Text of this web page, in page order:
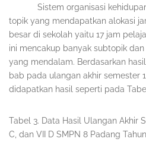
Sistem organisasi kehidupan
topik yang mendapatkan alokasi
besar di sekolah yaitu 17 jam
ini mencakup banyak subtopik
yang mendalam. Berdasarkan
bab pada ulangan akhir semester
didapatkan hasil seperti pada
Tabel 3. Data Hasil Ulangan Akhir
C, dan VII D SMPN 8 Padang